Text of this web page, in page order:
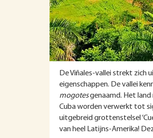
De Viñales-vallei strekt zich
eigenschappen. De vallei
mogotesgenaamd. Het land
Cuba worden verwerkt tot
uitgebreid grottenstelsel
van heel Latijns-Amerika!